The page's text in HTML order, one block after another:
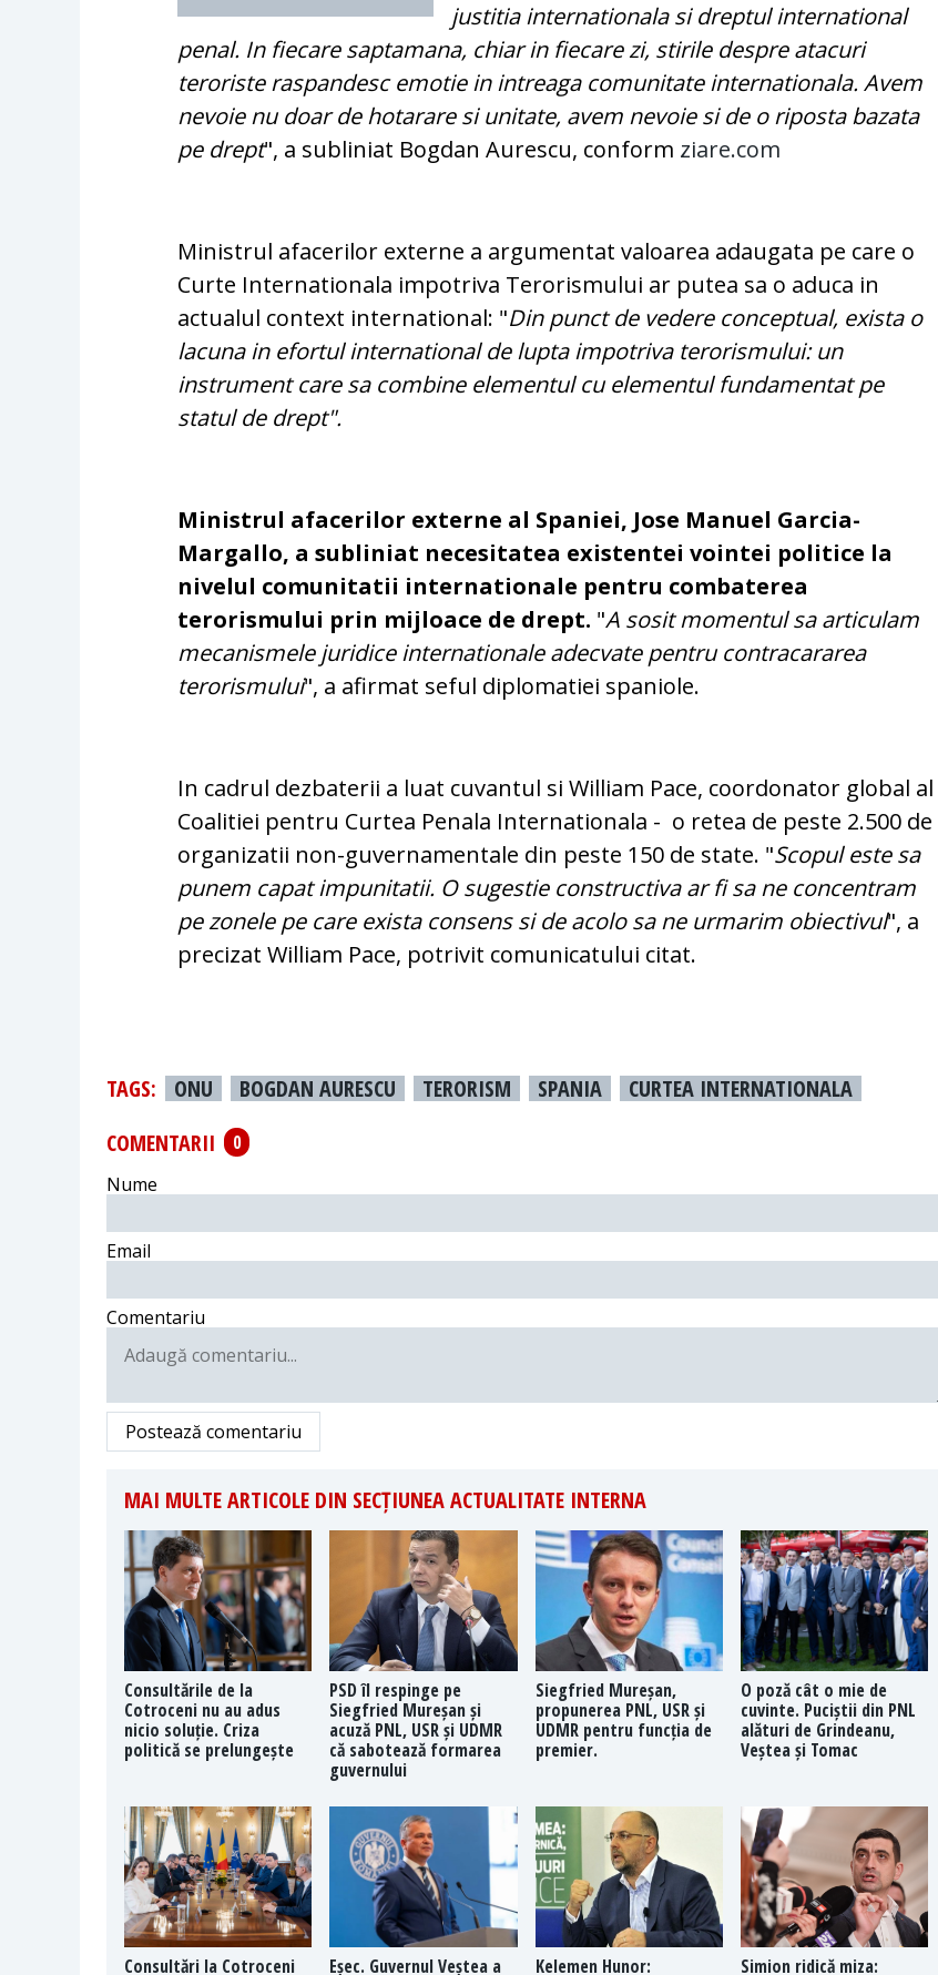
justitia internationala si dreptul international
penal. In fiecare saptamana, chiar in fiecare zi, stirile despre atacuri
teroriste raspandesc emotie in intreaga comunitate internationala. Avem
nevoie nu doar de hotarare si unitate, avem nevoie si de o riposta bazata
pe drept", a subliniat Bogdan Aurescu, conform ziare.com
Ministrul afacerilor externe a argumentat valoarea adaugata pe care o
Curte Internationala impotriva Terorismului ar putea sa o aduca in
actualul context international: "Din punct de vedere conceptual, exista o
lacuna in efortul international de lupta impotriva terorismului: un
instrument care sa combine elementul cu elementul fundamentat pe
statul de drept".
Ministrul afacerilor externe al Spaniei, Jose Manuel Garcia-
Margallo, a subliniat necesitatea existentei vointei politice la
nivelul comunitatii internationale pentru combaterea
terorismului prin mijloace de drept. "A sosit momentul sa articulam
mecanismele juridice internationale adecvate pentru contracararea
terorismului", a afirmat seful diplomatiei spaniole.
In cadrul dezbaterii a luat cuvantul si William Pace, coordonator global al
Coalitiei pentru Curtea Penala Internationala - o retea de peste 2.500 de
organizatii non-guvernamentale din peste 150 de state. "Scopul este sa
punem capat impunitatii. O sugestie constructiva ar fi sa ne concentram
pe zonele pe care exista consens si de acolo sa ne urmarim obiectivul", a
precizat William Pace, potrivit comunicatului citat.
TAGS: ONU BOGDAN AURESCU TERORISM SPANIA
CURTEA INTERNATIONALA
COMENTARII
0
Nume
Email
Comentariu
Postează comentariu
MAI MULTE ARTICOLE DIN SECȚIUNEA ACTUALITATE INTERNA
Consultările de la
Cotroceni nu au adus
nicio soluție. Criza
politică se prelungește
PSD îl respinge pe
Siegfried Mureșan și
acuză PNL, USR și UDMR
că sabotează formarea
guvernului
Siegfried Mureșan,
propunerea PNL, USR și
UDMR pentru funcția de
premier.
O poză cât o mie de
cuvinte. Puciștii din PNL
alături de Grindeanu,
Veștea și Tomac
Consultări la Cotroceni
Eșec. Guvernul Veștea a
Kelemen Hunor:
Simion ridică miza: